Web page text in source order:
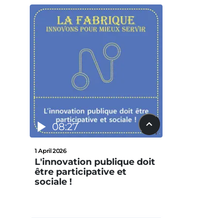
08:27
1 April 2026
L'innovation publique doit
être participative et
sociale !